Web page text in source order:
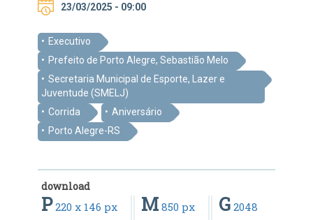
23/03/2025 - 09:00
Executivo
Prefeito de Porto Alegre, Sebastião Melo
Secretaria Municipal de Esporte, Lazer e
Juventude (SMELJ)
Corrida
Aniversário
Porto Alegre-RS
download
P220 x 146 px M 850 px G 2048